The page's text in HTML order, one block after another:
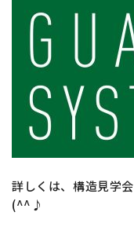
詳しくは、構造見学
(^^♪